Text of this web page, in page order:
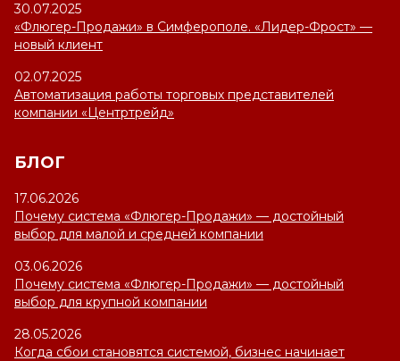
30.07.2025
«Флюгер-Продажи» в Симферополе. «Лидер-Фрост» —
новый клиент
02.07.2025
Автоматизация работы торговых представителей
компании «Центртрейд»
БЛОГ
17.06.2026
Почему система «Флюгер-Продажи» — достойный
выбор для малой и средней компании
03.06.2026
Почему система «Флюгер-Продажи» — достойный
выбор для крупной компании
28.05.2026
Когда сбои становятся системой, бизнес начинает